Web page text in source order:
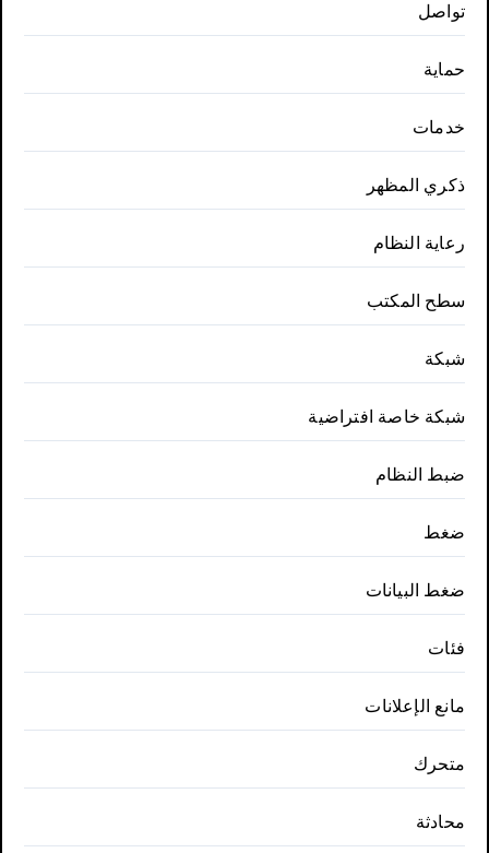
تواصل
حماية
خدمات
ذكري المظهر
رعاية النظام
سطح المكتب
شبكة
شبكة خاصة افتراضية
ضبط النظام
ضغط
ضغط البيانات
فئات
مانع الإعلانات
متحرك
محادثة